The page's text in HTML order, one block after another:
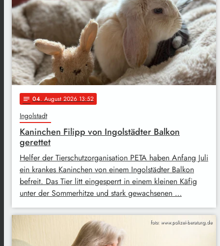
notes 04. August 2026 13:52
Ingolstadt
Kaninchen Filipp von Ingolstädter Balkon
gerettet
Helfer der Tierschutzorganisation PETA haben Anfang Juli
ein krankes Kaninchen von einem Ingolstädter Balkon
befreit. Das Tier litt eingesperrt in einem kleinen Käfig
unter der Sommerhitze und stark gewachsenen …
foto: www.polizei-beratung.de